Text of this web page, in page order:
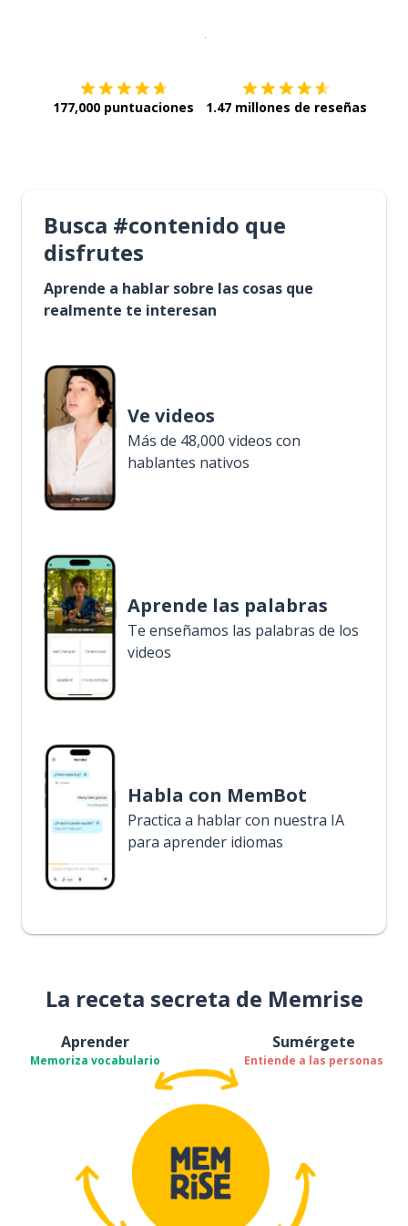
177,000 puntuaciones 1.47 millones de reseñas
Busca #contenido que
disfrutes
Aprende a hablar sobre las cosas que
realmente te interesan
Ve videos
Más de 48,000 videos con
hablantes nativos
Aprende las palabras
Te enseñamos las palabras de los
videos
Habla con MemBot
Practica a hablar con nuestra IA
para aprender idiomas
La receta secreta de Memrise
Aprender
Memoriza vocabulario
Sumérgete
Entiende a las personas